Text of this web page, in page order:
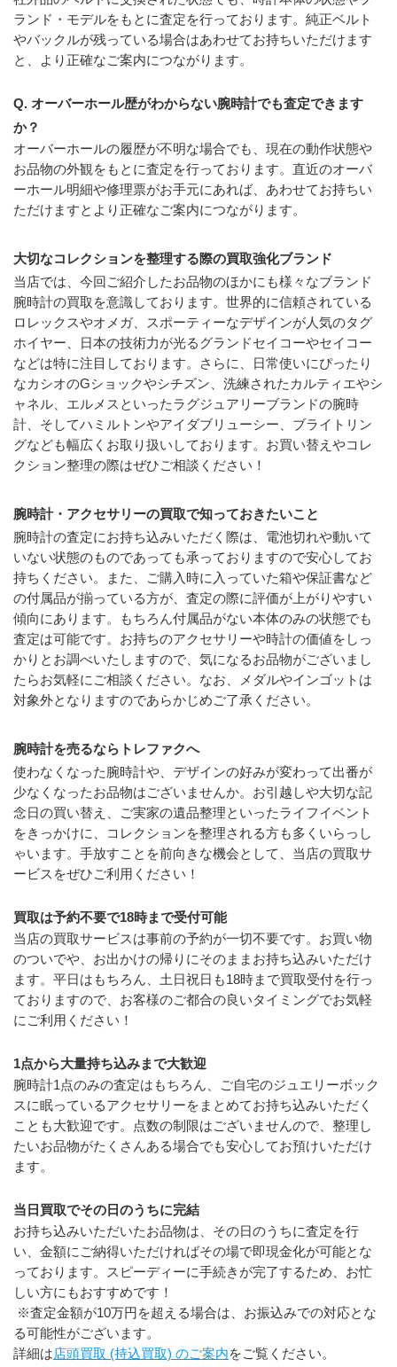
ランド・モデルをもとに査定を行っております。純正ベルト
やバックルが残っている場合はあわせてお持ちいただけます
と、より正確なご案内につながります。
Q. オーバーホール歴がわからない腕時計でも査定できます
か？
オーバーホールの履歴が不明な場合でも、現在の動作状態や
お品物の外観をもとに査定を行っております。直近のオーバ
ーホール明細や修理票がお手元にあれば、あわせてお持ちい
ただけますとより正確なご案内につながります。
大切なコレクションを整理する際の買取強化ブランド
当店では、今回ご紹介したお品物のほかにも様々なブランド
腕時計の買取を意識しております。世界的に信頼されている
ロレックスやオメガ、スポーティーなデザインが人気のタグ
ホイヤー、日本の技術力が光るグランドセイコーやセイコー
などは特に注目しております。さらに、日常使いにぴったり
なカシオのGショックやシチズン、洗練されたカルティエやシ
ャネル、エルメスといったラグジュアリーブランドの腕時
計、そしてハミルトンやアイダブリューシー、ブライトリン
グなども幅広くお取り扱いしております。お買い替えやコレ
クション整理の際はぜひご相談ください！
腕時計・アクセサリーの買取で知っておきたいこと
腕時計の査定にお持ち込みいただく際は、電池切れや動いて
いない状態のものであっても承っておりますので安心してお
持ちください。また、ご購入時に入っていた箱や保証書など
の付属品が揃っている方が、査定の際に評価が上がりやすい
傾向にあります。もちろん付属品がない本体のみの状態でも
査定は可能です。お持ちのアクセサリーや時計の価値をしっ
かりとお調べいたしますので、気になるお品物がございまし
たらお気軽にご相談ください。なお、メダルやインゴットは
対象外となりますのであらかじめご了承ください。
腕時計を売るならトレファクへ
使わなくなった腕時計や、デザインの好みが変わって出番が
少なくなったお品物はございませんか。お引越しや大切な記
念日の買い替え、ご実家の遺品整理といったライフイベント
をきっかけに、コレクションを整理される方も多くいらっし
ゃいます。手放すことを前向きな機会として、当店の買取サ
ービスをぜひご利用ください！
買取は予約不要で18時まで受付可能
当店の買取サービスは事前の予約が一切不要です。お買い物
のついでや、お出かけの帰りにそのままお持ち込みいただけ
ます。平日はもちろん、土日祝日も18時まで買取受付を行っ
ておりますので、お客様のご都合の良いタイミングでお気軽
にご利用ください！
1点から大量持ち込みまで大歓迎
腕時計1点のみの査定はもちろん、ご自宅のジュエリーボック
スに眠っているアクセサリーをまとめてお持ち込みいただく
ことも大歓迎です。点数の制限はございませんので、整理し
たいお品物がたくさんある場合でも安心してお預けいただけ
ます。
当日買取でその日のうちに完結
お持ち込みいただいたお品物は、その日のうちに査定を行
い、金額にご納得いただければその場で即現金化が可能とな
っております。スピーディーに手続きが完了するため、お忙
しい方にもおすすめです！
る可能性がございます。
詳細は店頭買取 (持込買取) のご案内をご覧ください。